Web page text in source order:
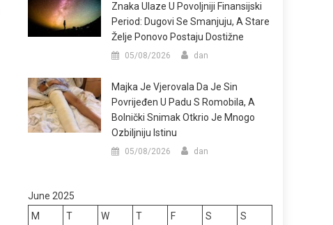
Znaka Ulaze U Povoljniji Finansijski
Period: Dugovi Se Smanjuju, A Stare
Želje Ponovo Postaju Dostižne
05/08/2026 dan
Majka Je Vjerovala Da Je Sin
Povrijeđen U Padu S Romobila, A
Bolnički Snimak Otkrio Je Mnogo
Ozbiljniju Istinu
05/08/2026 dan
June 2025
M
T W T F S
S